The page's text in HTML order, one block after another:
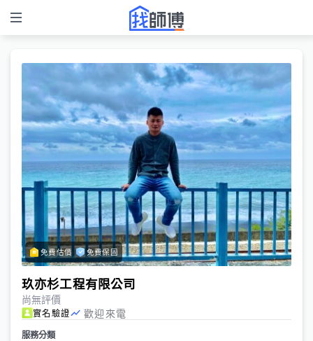
免費估價 免費保固
玖亦杉工程有限公司
尚無評價
實名驗證 歡迎來電
服務分類